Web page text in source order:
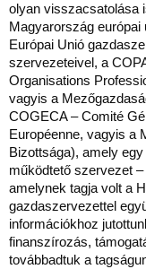
olyan visszacsatolása
Magyarország
Európai Unió
szervezeteivel, a
Organisations
vagyis a
COGECA – Comité
Européenne, vagyis a
Bizottsága), amely
működtető szervezet
amelynek tagja volt a
gazdaszervezettel
információkhoz
finanszírozás,
továbbadtuk a